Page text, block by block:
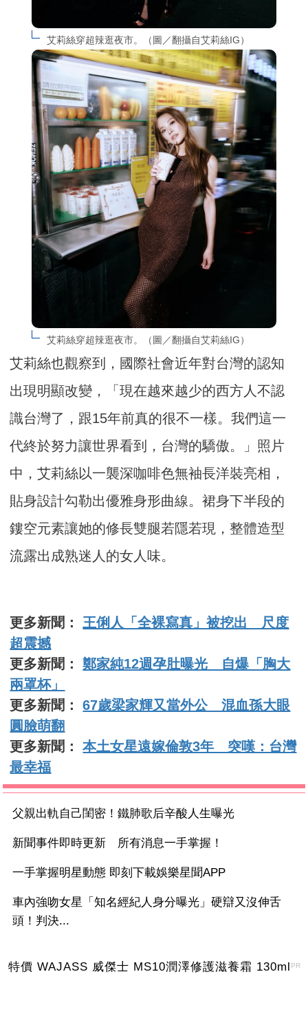
艾莉絲穿超辣逛夜市。（圖／翻攝自艾莉絲IG）
艾莉絲穿超辣逛夜市。（圖／翻攝自艾莉絲IG）
艾莉絲也觀察到，國際社會近年對台灣的認知
出現明顯改變，「現在越來越少的西方人不認
識台灣了，跟15年前真的很不一樣。我們這一
代終於努力讓世界看到，台灣的驕傲。」照片
中，艾莉絲以一襲深咖啡色無袖長洋裝亮相，
貼身設計勾勒出優雅身形曲線。裙身下半段的
鏤空元素讓她的修長雙腿若隱若現，整體造型
流露出成熟迷人的女人味。
更多新聞： 王俐人「全裸寫真」被挖出 尺度
超震撼
更多新聞：鄭家純12週孕肚曝光 自爆「胸大
兩罩杯」
更多新聞：67歲梁家輝又當外公 混血孫大眼
圓臉萌翻
更多新聞：本土女星遠嫁倫敦3年 突嘆：台灣
最幸福
父親出軌自己閨密！鐵肺歌后辛酸人生曝光
新聞事件即時更新 所有消息一手掌握！
一手掌握明星動態 即刻下載娛樂星聞APP
車內強吻女星「知名經紀人身分曝光」硬辯又沒伸舌
頭！判決...
特價 WAJASS 威傑士 MS10潤澤修護滋養霜 130ml PR